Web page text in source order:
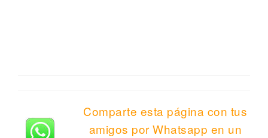
Comparte esta página con tus
amigos por Whatsapp en un